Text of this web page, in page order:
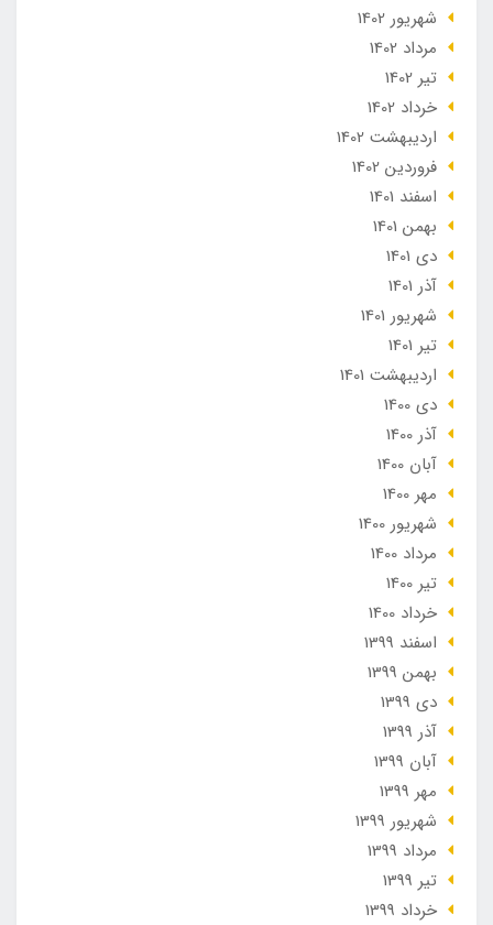
شهریور 1402
مرداد 1402
تير 1402
خرداد 1402
ارديبهشت 1402
فروردین 1402
اسفند 1401
بهمن 1401
دی 1401
آذر 1401
شهریور 1401
تير 1401
ارديبهشت 1401
دی 1400
آذر 1400
آبان 1400
مهر 1400
شهریور 1400
مرداد 1400
تير 1400
خرداد 1400
اسفند 1399
بهمن 1399
دی 1399
آذر 1399
آبان 1399
مهر 1399
شهریور 1399
مرداد 1399
تير 1399
خرداد 1399